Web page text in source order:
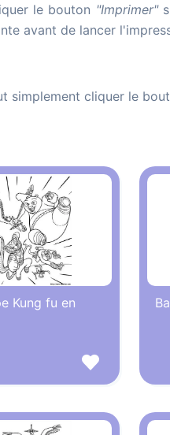
le bouton "Imprimer"
avant de lancer
simplement cliquer le
Kung fu en